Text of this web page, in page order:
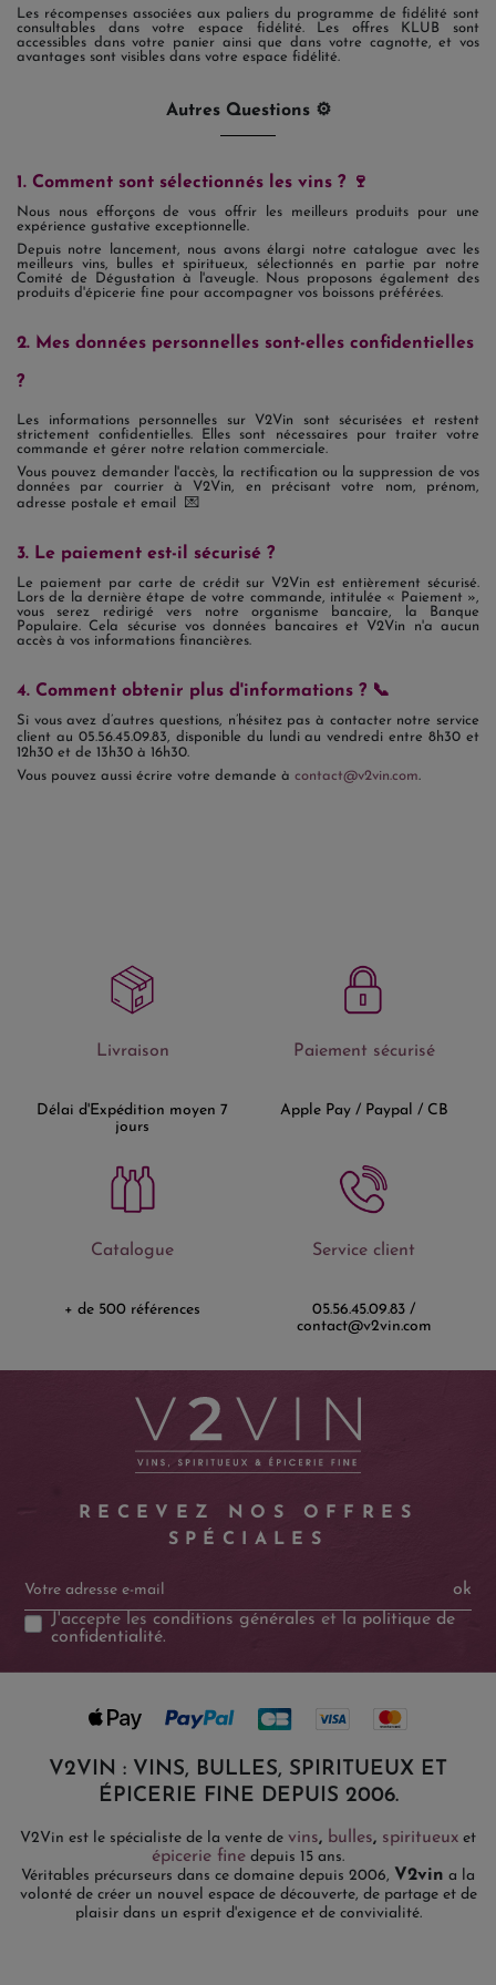
Les récompenses associées aux paliers du programme de fidélité sont
consultables dans votre espace fidélité. Les offres KLUB sont
accessibles dans votre panier ainsi que dans votre cagnotte, et vos
avantages sont visibles dans votre espace fidélité.
Autres Questions ⚙️
1. Comment sont sélectionnés les vins ? 🍷
Nous nous efforçons de vous offrir les meilleurs produits pour une
expérience gustative exceptionnelle.
Depuis notre lancement, nous avons élargi notre catalogue avec les
meilleurs vins, bulles et spiritueux, sélectionnés en partie par notre
Comité de Dégustation à l'aveugle. Nous proposons également des
produits d'épicerie fine pour accompagner vos boissons préférées.
2. Mes données personnelles sont-elles confidentielles
?
Les informations personnelles sur V2Vin sont sécurisées et restent
strictement confidentielles. Elles sont nécessaires pour traiter votre
commande et gérer notre relation commerciale.
Vous pouvez demander l'accès, la rectification ou la suppression de vos
données par courrier à V2Vin, en précisant votre nom, prénom,
adresse postale et email 💌
3. Le paiement est-il sécurisé ?
Le paiement par carte de crédit sur V2Vin est entièrement sécurisé.
Lors de la dernière étape de votre commande, intitulée « Paiement »,
vous serez redirigé vers notre organisme bancaire, la Banque
Populaire. Cela sécurise vos données bancaires et V2Vin n'a aucun
accès à vos informations financières.
4. Comment obtenir plus d'informations ? 📞
Si vous avez d’autres questions, n’hésitez pas à contacter notre service
client au 05.56.45.09.83, disponible du lundi au vendredi entre 8h30 et
12h30 et de 13h30 à 16h30.
Vous pouvez aussi écrire votre demande à contact@v2vin.com.
Livraison
Délai d'Expédition moyen 7
jours
Paiement sécurisé
Apple Pay / Paypal / CB
Catalogue
+ de 500 références
Service client
05.56.45.09.83 /
contact@v2vin.com
RECEVEZ NOS OFFRES
SPÉCIALES
ok
J'accepte lesconditions générales et la politique de
confidentialité.
V2VIN : VINS, BULLES, SPIRITUEUX ET
ÉPICERIE FINE DEPUIS 2006.
V2Vin est le spécialiste de la vente de vins, bulles, spiritueux et
épicerie fine depuis 15 ans.
Véritables précurseurs dans ce domaine depuis 2006, V2vin a la
volonté de créer un nouvel espace de découverte, de partage et de
plaisir dans un esprit d'exigence et de convivialité.